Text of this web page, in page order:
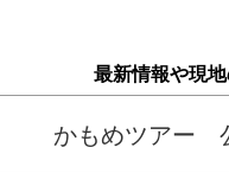
最新情報や現
かもめツアー